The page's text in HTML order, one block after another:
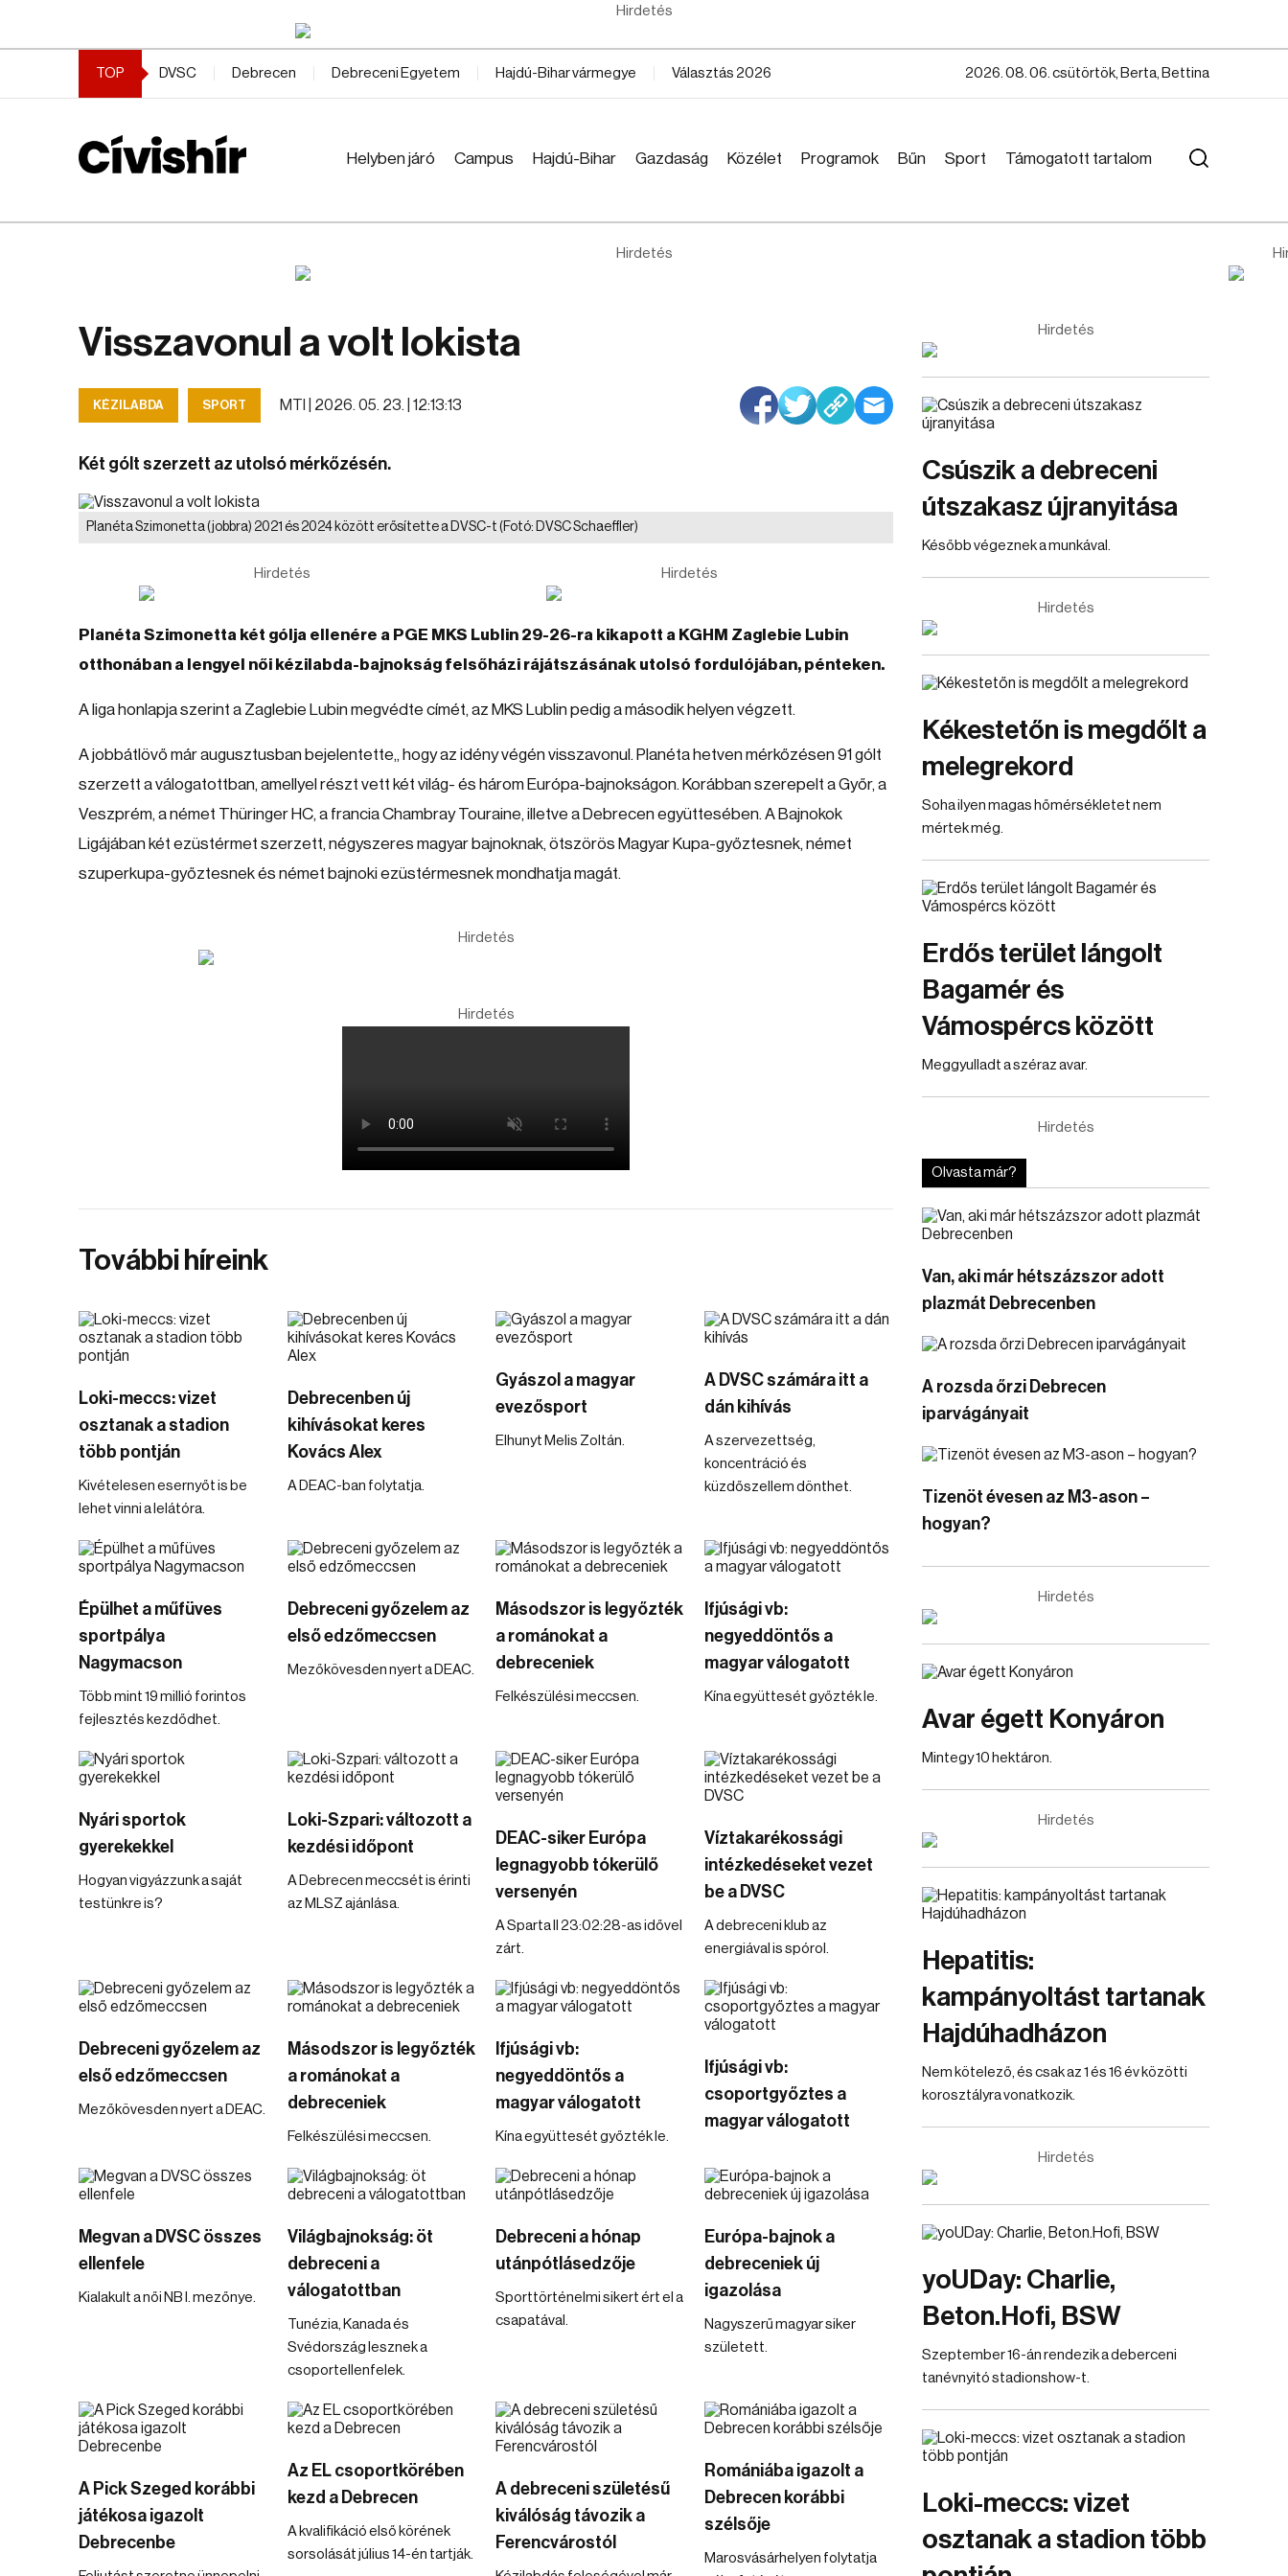
Hirdetés
TOP DVSC Debrecen Debreceni Egyetem Hajdú-Bihar vármegye Választás 2026 2026. 08. 06. csütörtök, Berta, Bettina
Helyben járó Campus Hajdú-Bihar Gazdaság Közélet Programok Bűn Sport Támogatott tartalom
Hirdetés
Visszavonul a volt lokista
KÉZILABDA SPORT MTI | 2026. 05. 23. | 12:13:13
Két gólt szerzett az utolsó mérkőzésén.
Planéta Szimonetta (jobbra) 2021 és 2024 között erősítette a DVSC-t (Fotó: DVSC Schaeffler)
Hirdetés Hirdetés
Planéta Szimonetta két gólja ellenére a PGE MKS Lublin 29-26-ra kikapott a KGHM Zaglebie Lubin
otthonában a lengyel női kézilabda-bajnokság felsőházi rájátszásának utolsó fordulójában, pénteken.
A liga honlapja szerint a Zaglebie Lubin megvédte címét, az MKS Lublin pedig a második helyen végzett.
A jobbátlövő már augusztusban bejelentette,, hogy az idény végén visszavonul. Planéta hetven mérkőzésen 91 gólt
szerzett a válogatottban, amellyel részt vett két világ- és három Európa-bajnokságon. Korábban szerepelt a Győr, a
Veszprém, a német Thüringer HC, a francia Chambray Touraine, illetve a Debrecen együttesében. A Bajnokok
Ligájában két ezüstérmet szerzett, négyszeres magyar bajnoknak, ötszörös Magyar Kupa-győztesnek, német
szuperkupa-győztesnek és német bajnoki ezüstérmesnek mondhatja magát.
Hirdetés
Hirdetés
További híreink
Loki-meccs: vizet
osztanak a stadion
több pontján
Kivételesen esernyőt is be
lehet vinni a lelátóra.
Debrecenben új
kihívásokat keres
Kovács Alex
A DEAC-ban folytatja.
Gyászol a magyar
evezősport
Elhunyt Melis Zoltán.
A DVSC számára itt a
dán kihívás
A szervezettség,
koncentráció és
küzdőszellem dönthet.
Épülhet a műfüves
sportpálya
Nagymacson
Több mint 19 millió forintos
fejlesztés kezdődhet.
Debreceni győzelem az
első edzőmeccsen
Mezőkövesden nyert a DEAC.
Másodszor is legyőzték
a románokat a
debreceniek
Felkészülési meccsen.
Ifjúsági vb:
negyeddöntős a
magyar válogatott
Kína együttesét győzték le.
Nyári sportok
gyerekekkel
Hogyan vigyázzunk a saját
testünkre is?
Loki-Szpari: változott a
kezdési időpont
A Debrecen meccsét is érinti
az MLSZ ajánlása.
DEAC-siker Európa
legnagyobb tókerülő
versenyén
A Sparta II 23:02:28-as idővel
zárt.
Víztakarékossági
intézkedéseket vezet
be a DVSC
A debreceni klub az
energiával is spórol.
Debreceni győzelem az
első edzőmeccsen
Mezőkövesden nyert a DEAC.
Másodszor is legyőzték
a románokat a
debreceniek
Felkészülési meccsen.
Ifjúsági vb:
negyeddöntős a
magyar válogatott
Kína együttesét győzték le.
Ifjúsági vb:
csoportgyőztes a
magyar válogatott
Megvan a DVSC összes
ellenfele
Kialakult a női NB I. mezőnye.
Világbajnokság: öt
debreceni a
válogatottban
Tunézia, Kanada és
Svédország lesznek a
csoportellenfelek.
Debreceni a hónap
utánpótlásedzője
Sporttörténelmi sikert ért el a
csapatával.
Európa-bajnok a
debreceniek új
igazolása
Nagyszerű magyar siker
született.
A Pick Szeged korábbi
játékosa igazolt
Debrecenbe
Az EL csoportkörében
kezd a Debrecen
A kvalifikáció első körének
sorsolását július 14-én tartják.
A debreceni születésű
kiválóság távozik a
Ferencvárostól
Romániába igazolt a
Debrecen korábbi
szélsője
Marosvásárhelyen folytatja
Hirdetés
Csúszik a debreceni
útszakasz újranyitása
Később végeznek a munkával.
Hirdetés
Kékestetőn is megdőlt a
melegrekord
Soha ilyen magas hőmérsékletet nem
mértek még.
Erdős terület lángolt
Bagamér és
Vámospércs között
Meggyulladt a széraz avar.
Hirdetés
Olvasta már?
Van, aki már hétszázszor adott
plazmát Debrecenben
A rozsda őrzi Debrecen
iparvágányait
Tizenöt évesen az M3-ason –
hogyan?
Hirdetés
Avar égett Konyáron
Mintegy 10 hektáron.
Hirdetés
Hepatitis:
kampányoltást tartanak
Hajdúhadházon
Nem kötelező, és csak az 1 és 16 év közötti
korosztályra vonatkozik.
Hirdetés
yoUDay: Charlie,
Beton.Hofi, BSW
Szeptember 16-án rendezik a deberceni
tanévnyitó stadionshow-t.
Loki-meccs: vizet
osztanak a stadion több